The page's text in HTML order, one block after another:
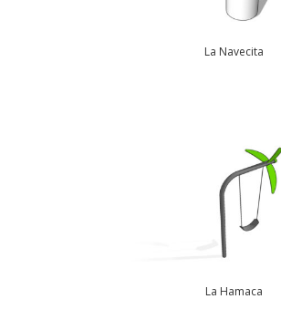
La Navecita
La Hamaca